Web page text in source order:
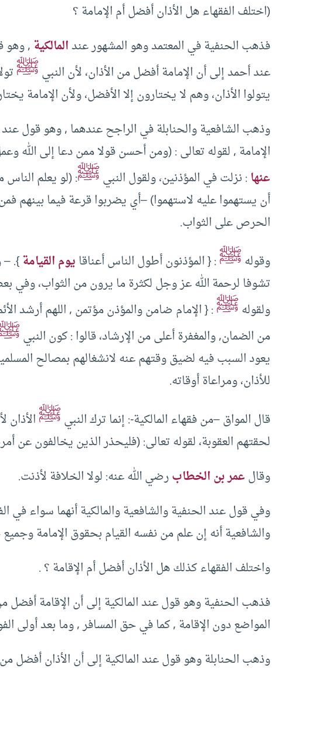
(اختلف الفقهاء هل الأذان أفضل أم الإمامة ؟
فذهب الحنفية في المعتمد وهو المشهور عندالمالكية, وهو
عند أحمد إلى أن الإمامة أفضل من الأذان، لأن النبيﷺ
يتولوا الأذان، وهم لا يختارون إلا الأفضل، ولأن الإمامة
وذهب الشافعية والحنابلة في الراجح عندهما , وهو قول عند
الإمامة , لقوله تعالى : (ومن أحسن قولا ممن دعا إلى الله
عنها: نزلت في المؤذنين، ولقول النبيﷺ: (لو يعلم الناس
أن يستهموا عليه لاستهموا) –أي يضربوا قرعة فيما
الحرص على الثواب.
وقولهﷺ: { المؤذنون أطول الناس أعناقايوم القيامة}. –
تشوفا لرحمة الله عز وجل لكثرة ما يرون من الثواب، وفي
ولقولهﷺ: { الإمام ضامن والمؤذن مؤتمن , اللهم أرشد
من الضمان, والمغفرة أعلى من الإرشاد، قالوا : كون النبي
يعود السبب فيه لضيق وقتهم عنه لانشغالهم بمصالح
للأذان، ومراعاة أوقاته.
قال المواق –من فقهاء المالكية-: إنما ترك النبيﷺالأذان
لحقتهم العقوبة، لقوله تعالى: (فليحذر الذين يخالفون عن
وقالعمر بن الخطابرضي الله عنه: لولا الخلافة لأذنت.
وفي قول عند الحنفية والشافعية والمالكية أنهما سواء
والشافعية أنه إن علم من نفسه القيام بحقوق الإمامة
واختلف الفقهاء كذلك هل الأذان أفضل أم الإقامة ؟ .
فذهب الحنفية وهو قول عند المالكية إلى أن الإقامة
المواضع دون الإقامة , كما في حق المسافر , وما بعد أولى
وذهب الحنابلة وهو قول عند المالكية إلى أن الأذان أفضل من